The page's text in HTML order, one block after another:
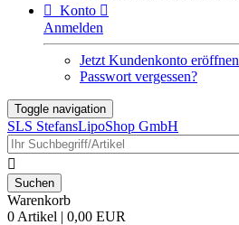
 Konto 
Anmelden
Jetzt Kundenkonto eröffnen
Passwort vergessen?
Toggle navigation
SLS StefansLipoShop GmbH

Warenkorb
0 Artikel | 0,00 EUR